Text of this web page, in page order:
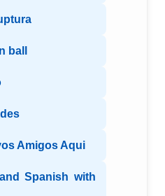
ball
Amigos Aqui
Spanish with